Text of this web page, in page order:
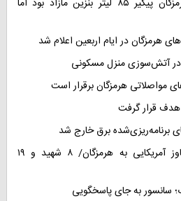
هرمزگان در ایام اربعین اعلام شد
مواصلاتی هرمزگان برقرار است
هدف قرار گرفت
برنامه‌ریزی‌شده برق خارج شد
ادامه حملات نیروهای متجاوز آمریکایی به هرمزگان/ ۸ شهید و ۱۹
سانسور به جای پاسخگویی